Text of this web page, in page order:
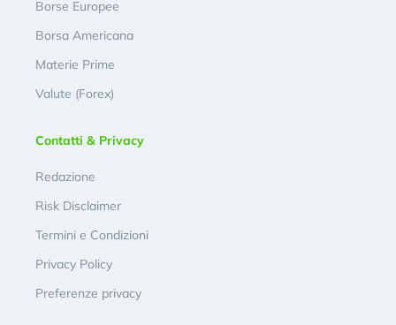
Borse Europee
Borsa Americana
Materie Prime
Valute (Forex)
Contatti & Privacy
Redazione
Risk Disclaimer
Termini e Condizioni
Privacy Policy
Preferenze privacy